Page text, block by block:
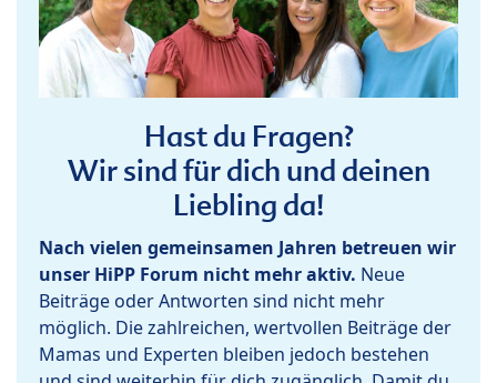
Hast du Fragen?
Wir sind für dich und deinen
Liebling da!
Nach vielen gemeinsamen Jahren betreuen wir
unser HiPP Forum nicht mehr aktiv. Neue
Beiträge oder Antworten sind nicht mehr
möglich. Die zahlreichen, wertvollen Beiträge der
Mamas und Experten bleiben jedoch bestehen